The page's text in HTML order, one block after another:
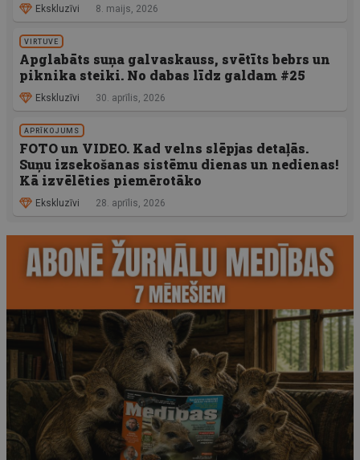
Ekskluzīvi 8. maijs, 2026
VIRTUVE
Apglabāts suņa galvaskauss, svētīts bebrs un
piknika steiki. No dabas līdz galdam #25
Ekskluzīvi 30. aprīlis, 2026
APRĪKOJUMS
FOTO un VIDEO. Kad velns slēpjas detaļās.
Suņu izsekošanas sistēmu dienas un nedienas!
Kā izvēlēties piemērotāko
Ekskluzīvi 28. aprīlis, 2026